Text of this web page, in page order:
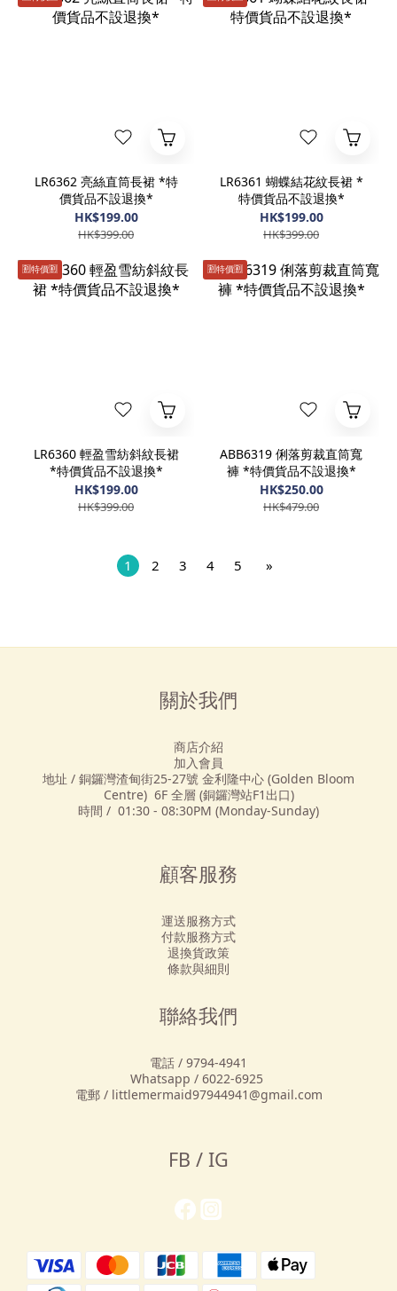
LR6362 亮絲直筒長裙 *特
價貨品不設退換*
HK$199.00
HK$399.00
LR6361 蝴蝶結花紋長裙 *
特價貨品不設退換*
HK$199.00
HK$399.00
🈹️特價🈹️
LR6360 輕盈雪紡斜紋長裙
*特價貨品不設退換*
HK$199.00
HK$399.00
🈹️特價🈹️
ABB6319 俐落剪裁直筒寬
褲 *特價貨品不設退換*
HK$250.00
HK$479.00
1 2 3 4 5 »
關於我們
商店介紹
加入會員
地址 / 銅鑼灣渣甸街25-27號 金利隆中心 (Golden Bloom
Centre) 6F 全層 (銅鑼灣站F1出口)
時間 / 01:30 - 08:30PM (Monday-Sunday)
顧客服務
運送服務方式
付款服務方式
退換貨政策
條款與細則
聯絡我們
電話 / 9794-4941
Whatsapp / 6022-6925
電郵 / littlemermaid97944941@gmail.com
FB / IG